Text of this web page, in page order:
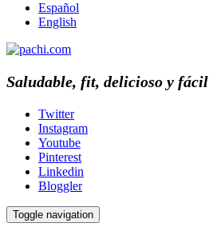
Español
English
Saludable, fit, delicioso y fácil
Twitter
Instagram
Youtube
Pinterest
Linkedin
Bloggler
Toggle navigation